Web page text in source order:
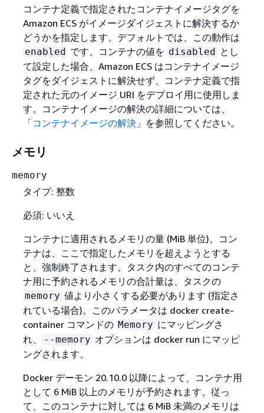
コンテナ定義で指定されたコンテナイメージタグを
Amazon ECS がイメージダイジェストに解決するか
どうかを指定します。デフォルトでは、この動作は
enabled です。コンテナの値を disabled とし
て設定した場合、Amazon ECS はコンテナイメージ
タグをダイジェストに解決せず、コンテナ定義で指
定された元のイメージ URI をデプロイ用に使用しま
す。コンテナイメージの解決の詳細については、
「コンテナイメージの解決」を参照してください。
メモリ
memory
タイプ: 整数
必須: いいえ
コンテナに適用されるメモリの量 (MiB 単位)。コン
テナは、ここで指定したメモリを超えようとする
と、強制終了されます。タスク内のすべてのコンテ
ナ用に予約されるメモリの合計量は、タスクの
memory 値より小さくする必要があります (指定さ
れている場合)。このパラメータは docker create-
container コマンドの Memory にマッピングさ
れ、
--memory オプションは docker run にマッピ
ングされます。
Docker デーモン 20.10.0 以降によって、コンテナ用
として 6 MiB 以上のメモリが予約されます。従っ
て、このコンテナに対しては 6 MiB 未満のメモリは